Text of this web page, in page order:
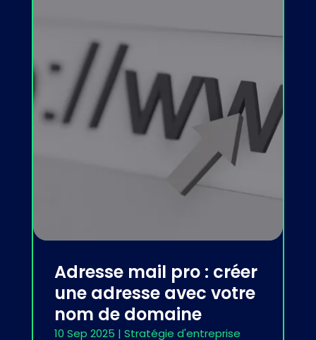
Adresse mail pro : créer
une adresse avec votre
nom de domaine
10 Sep 2025 | Stratégie d'entreprise